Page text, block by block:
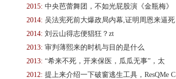
2015: 中央芭蕾舞团，不如光屁股演《金瓶梅》
2014: 吴法宪死前大爆政局内幕,证明周恩来逼死
2014: 刘云山得志便猖狂？zt
2013: 审判薄熙来的时机与目的是什么
2013: “希来不死，开来保医，瓜瓜无事”，太
2012: 提上来介绍一下破窗逃生工具，ResQMe C